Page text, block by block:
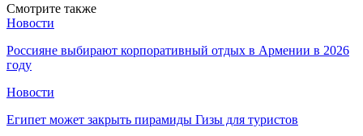
Смотрите также
Новости
Россияне выбирают корпоративный отдых в Армении в 2026
году
Новости
Египет может закрыть пирамиды Гизы для туристов